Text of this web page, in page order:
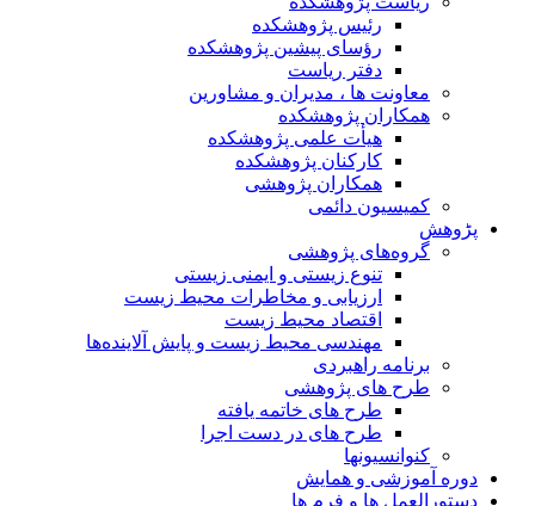
رئیس پژوهشکده
رؤسای پیشین پژوهشکده
دفتر ریاست
معاونت ها ، مدیران و مشاورین
همکاران پژوهشکده
هیأت علمی پژوهشکده
کارکنان پژوهشکده
همکاران پژوهشی
کمیسیون دائمی
پڑوهش
گروه‌های پژوهشی
تنوع زیستی و ایمنی زیستی
ارزیابی و مخاطرات محیط زیست
اقتصاد محیط زیست
مهندسی محیط زیست و پایش آلاینده‌ها
برنامه راهبردی
طرح های پژوهشی
طرح های خاتمه یافته
طرح های در دست اجرا
کنوانسیونها
دوره آموزشی و همایش
دستورالعمل ها و فرم ها